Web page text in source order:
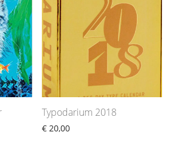
Typodarium 2018
€ 20,00